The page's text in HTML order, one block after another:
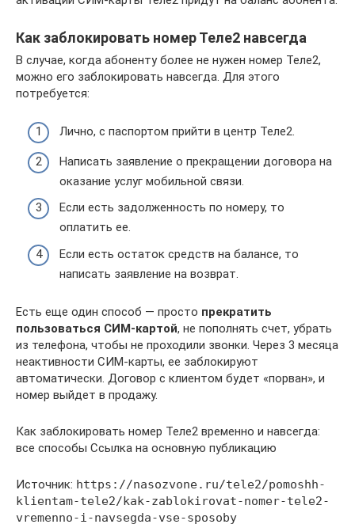
Как заблокировать номер Теле2 навсегда
В случае, когда абоненту более не нужен номер Теле2,
можно его заблокировать навсегда. Для этого
потребуется:
Лично, с паспортом прийти в центр Теле2.
Написать заявление о прекращении договора на
оказание услуг мобильной связи.
Если есть задолженность по номеру, то
оплатить ее.
Если есть остаток средств на балансе, то
написать заявление на возврат.
Есть еще один способ — просто прекратить
пользоваться СИМ-картой, не пополнять счет, убрать
из телефона, чтобы не проходили звонки. Через 3 месяца
неактивности СИМ-карты, ее заблокируют
автоматически. Договор с клиентом будет «порван», и
номер выйдет в продажу.
Как заблокировать номер Теле2 временно и навсегда:
все способы Ссылка на основную публикацию
Источник: https://nasozvone.ru/tele2/pomoshh-
klientam-tele2/kak-zablokirovat-nomer-tele2-
vremenno-i-navsegda-vse-sposoby